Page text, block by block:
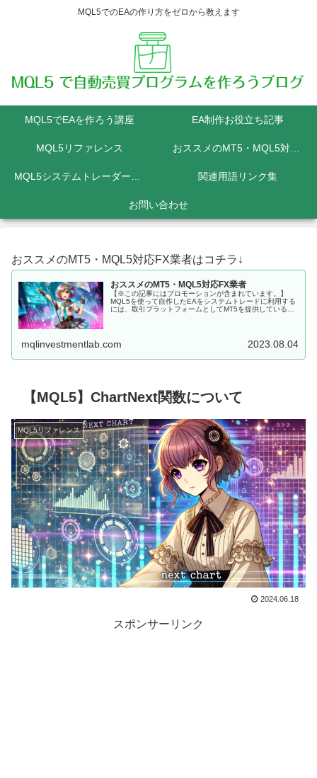
MQL5でのEAの作り方をゼロから教えます
MQL5でEAを作ろう講座 EA制作お役立ち記事
MQL5リファレンス おススメのMT5・MQL5対応FX業者
MQL5システムトレーダーの為のPython講座 関連用語リンク集
お問い合わせ
おススメのMT5・MQL5対応FX業者はコチラ↓
おススメのMT5・MQL5対応FX業者
【※この記事にはプロモーションが含まれています。】
MQL5を使って自作したEAをシステムトレードに利用する
には、取引プラットフォームとしてMT5を提供しているFX
mqlinvestmentlab.com 2023.08.04
【MQL5】ChartNext関数について
MQL5リファレンス
2024.06.18
スポンサーリンク